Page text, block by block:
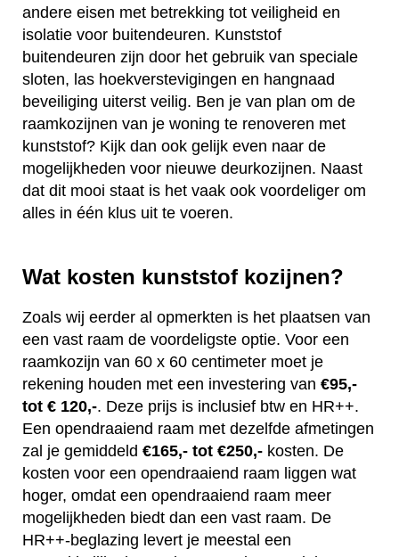
andere eisen met betrekking tot veiligheid en
isolatie voor buitendeuren. Kunststof
buitendeuren zijn door het gebruik van speciale
sloten, las hoekverstevigingen en hangnaad
beveiliging uiterst veilig. Ben je van plan om de
raamkozijnen van je woning te renoveren met
kunststof? Kijk dan ook gelijk even naar de
mogelijkheden voor nieuwe deurkozijnen. Naast
dat dit mooi staat is het vaak ook voordeliger om
alles in één klus uit te voeren.
Wat kosten kunststof kozijnen?
Zoals wij eerder al opmerkten is het plaatsen van
een vast raam de voordeligste optie. Voor een
raamkozijn van 60 x 60 centimeter moet je
rekening houden met een investering van €95,-
tot € 120,-. Deze prijs is inclusief btw en HR++.
Een opendraaiend raam met dezelfde afmetingen
zal je gemiddeld €165,- tot €250,- kosten. De
kosten voor een opendraaiend raam liggen wat
hoger, omdat een opendraaiend raam meer
mogelijkheden biedt dan een vast raam. De
HR++-beglazing levert je meestal een